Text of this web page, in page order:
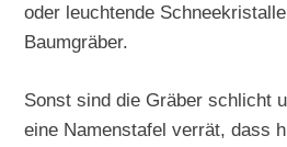
oder leuchtende
Baumgräber.
Sonst sind die Gräber schlicht
eine Namenstafel verrät, dass